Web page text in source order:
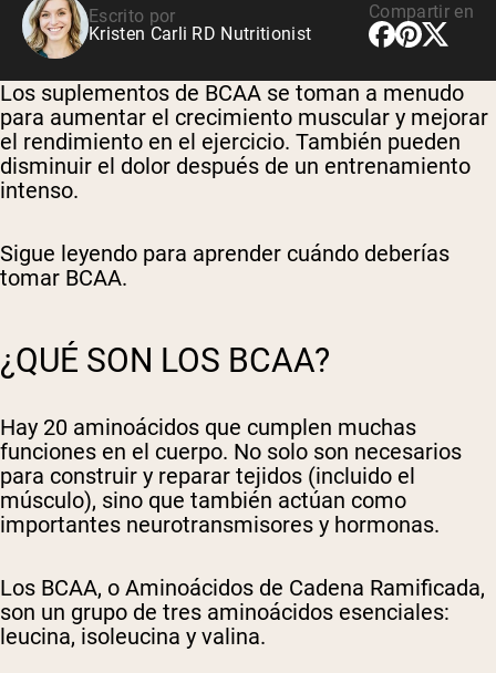
Escrito por
Kristen Carli RD Nutritionist
Compartir en
Los suplementos de BCAA se toman a menudo
para aumentar el crecimiento muscular y mejorar
el rendimiento en el ejercicio. También pueden
disminuir el dolor después de un entrenamiento
intenso.
Sigue leyendo para aprender cuándo deberías
tomar BCAA.
¿QUÉ SON LOS BCAA?
Hay 20 aminoácidos que cumplen muchas
funciones en el cuerpo. No solo son necesarios
para construir y reparar tejidos (incluido el
músculo), sino que también actúan como
importantes neurotransmisores y hormonas.
Los BCAA, o Aminoácidos de Cadena Ramificada,
son un grupo de tres aminoácidos esenciales:
leucina, isoleucina y valina.